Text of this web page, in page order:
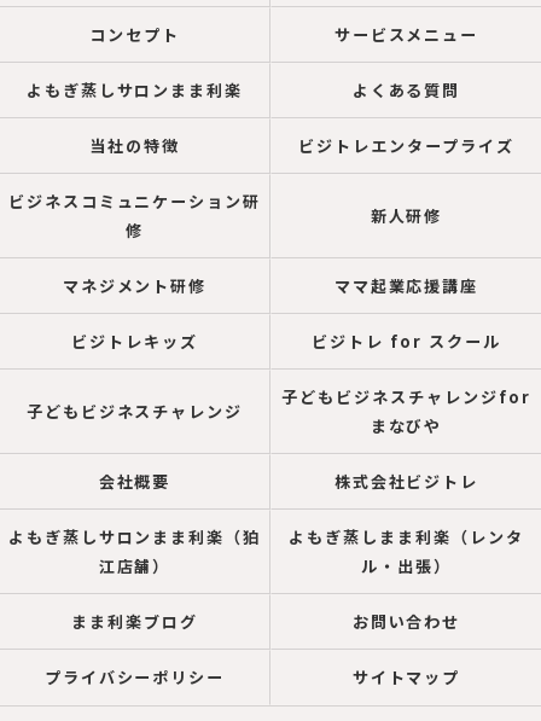
コンセプト サービスメニュー
よもぎ蒸しサロンまま利楽 よくある質問
当社の特徴 ビジトレエンタープライズ
ビジネスコミュニケーション研
修
新人研修
マネジメント研修 ママ起業応援講座
ビジトレキッズ ビジトレ for スクール
子どもビジネスチャレンジ
子どもビジネスチャレンジfor
まなびや
会社概要 株式会社ビジトレ
よもぎ蒸しサロンまま利楽（狛
江店舗）
よもぎ蒸しまま利楽（レンタ
ル・出張）
まま利楽ブログ お問い合わせ
プライバシーポリシー サイトマップ